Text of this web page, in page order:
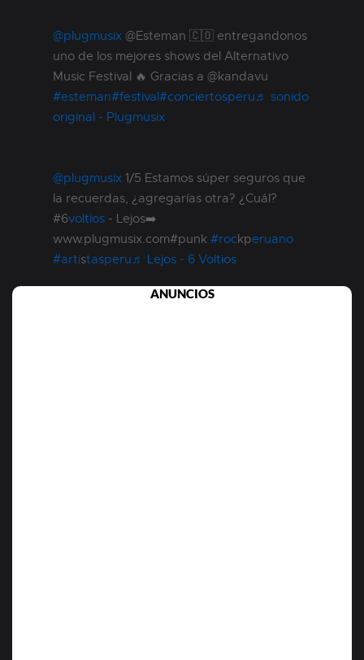
@plugmusix @Esteman 🇨🇴 entregandonos
uno de los mejores shows del Alternativo
Music Festival 🔥 Gracias a @kandavu
#esteman#festival#conciertosperu♬ sonido
original - Plugmusix
@plugmusix 1/5 Estamos súper seguros que
la recuerdas, ¿agregarías otra? ¿Cuál?
#6voltios - Lejos➡️
www.plugmusix.com#punk #rockperuano
#artistasperu♬ Lejos - 6 Voltios
ANUNCIOS